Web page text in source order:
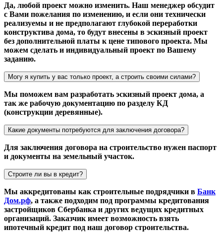
Да, любой проект можно изменить. Наш менеджер обсудит
с Вами пожелания по изменению, и если они технически
реализуемы и не предполагают глубокой переработки
конструктива дома, то будут внесены в эскизный проект
без дополнительной платы к цене типового проекта. Мы
можем сделать и индивидуальный проект по Вашему
заданию.
Могу я купить у вас только проект, а строить своими силами?
Мы поможем вам разработать эскизный проект дома, а
так же рабочую документацию по разделу КД
(конструкции деревянные).
Какие документы потребуются для заключения договора?
Для заключения договора на строительство нужен паспорт
и документы на земельный участок.
Строите ли вы в кредит?
Мы аккредитованы как строительные подрядчики в Банк
Дом.рф, а также подходим под программы кредитования
застройщиков Сбербанка и других ведущих кредитных
организаций. Заказчик имеет возможность взять
ипотечный кредит под наш договор строительства.